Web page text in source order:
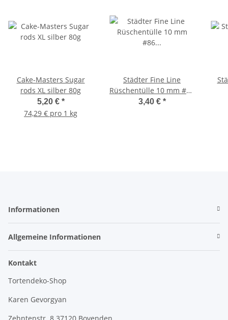
Cake-Masters Sugar
rods XL silber 80g
5,20 € *
74,29 € pro 1 kg
Städter Fine Line
Rüschentülle 10 mm #86
klein
3,40 € *
Informationen
Allgemeine Informationen
Kontakt
Tortendeko-Shop
Karen Gevorgyan